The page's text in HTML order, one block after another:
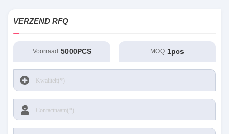
VERZEND RFQ
Voorraad:5000PCS MOQ: 1pcs